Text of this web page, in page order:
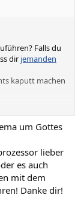
Falls du
dir jemanden
kaputt machen
nicht
so laufen
es kein Problem
Ich kann dir nicht
muss. Ich
um Gottes
lieber
es auch
mit dem
Danke dir!